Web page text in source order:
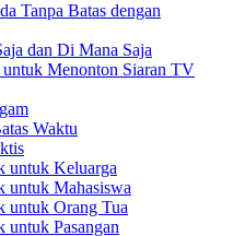
Tanpa Batas dengan
dan Di Mana Saja
Menonton Siaran TV
Waktu
untuk Keluarga
untuk Mahasiswa
untuk Orang Tua
untuk Pasangan